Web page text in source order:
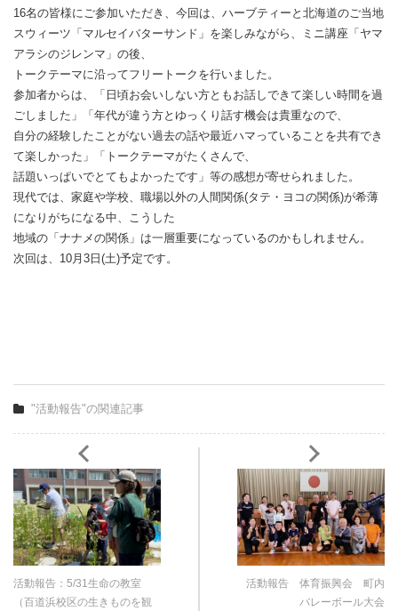
16名の皆様にご参加いただき、今回は、ハーブティーと北海道のご当地
スウィーツ「マルセイバターサンド」を楽しみながら、ミニ講座「ヤマ
アラシのジレンマ」の後、
トークテーマに沿ってフリートークを行いました。
参加者からは、「日頃お会いしない方ともお話しできて楽しい時間を過
ごしました」「年代が違う方とゆっくり話す機会は貴重なので、
自分の経験したことがない過去の話や最近ハマっていることを共有でき
て楽しかった」「トークテーマがたくさんで、
話題いっぱいでとてもよかったです」等の感想が寄せられました。
現代では、家庭や学校、職場以外の人間関係(タテ・ヨコの関係)が希薄
になりがちになる中、こうした
地域の「ナナメの関係」は一層重要になっているのかもしれません。
次回は、10月3日(土)予定です。
"活動報告"の関連記事
活動報告：5/31生命の教室
（百道浜校区の生きものを観
活動報告 体育振興会 町内
バレーボール大会